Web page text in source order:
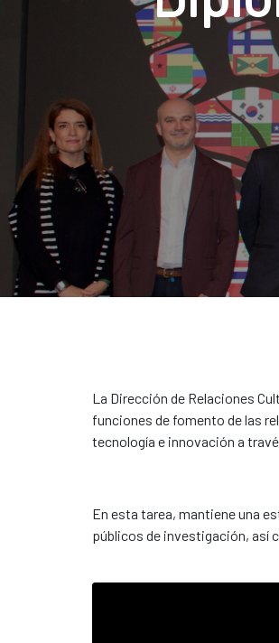
La Dirección de Relaciones
funciones de fomento de las
tecnología e innovación a
En esta tarea, mantiene una
públicos de investigación, así